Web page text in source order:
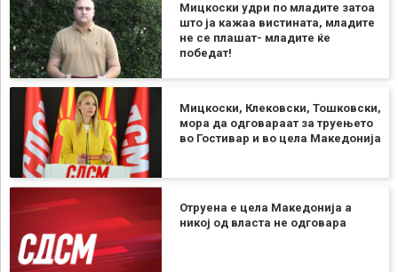
Мицкоски удри по младите затоа
што ја кажаа вистината, младите
не се плашат- младите ќе
победат!
Мицкоски, Клековски, Тошковски,
мора да одговараат за труењето
во Гостивар и во цела Македонија
Отруена е цела Македонија а
никој од власта не одговара